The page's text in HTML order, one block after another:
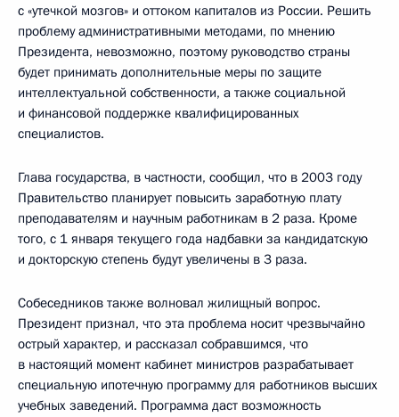
с «утечкой мозгов» и оттоком капиталов из России. Решить
проблему административными методами, по мнению
Президента, невозможно, поэтому руководство страны
будет принимать дополнительные меры по защите
интеллектуальной собственности, а также социальной
и финансовой поддержке квалифицированных
специалистов.
Глава государства, в частности, сообщил, что в 2003 году
Правительство планирует повысить заработную плату
преподавателям и научным работникам в 2 раза. Кроме
того, с 1 января текущего года надбавки за кандидатскую
и докторскую степень будут увеличены в 3 раза.
Собеседников также волновал жилищный вопрос.
Президент признал, что эта проблема носит чрезвычайно
острый характер, и рассказал собравшимся, что
в настоящий момент кабинет министров разрабатывает
специальную ипотечную программу для работников высших
учебных заведений. Программа даст возможность